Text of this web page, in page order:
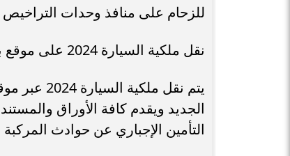
للزحام على منافذ وحدات التراخيص
نقل ملكية السيارة 2024 على موقع بوابة المرور
يتم نقل
الجديد ويقدم كافة الأوراق
التأمين الإجباري عن حوادث المركبة